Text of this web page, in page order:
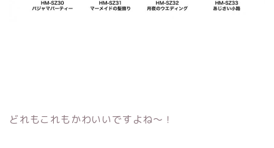
どれもこれもかわいいですよね〜！